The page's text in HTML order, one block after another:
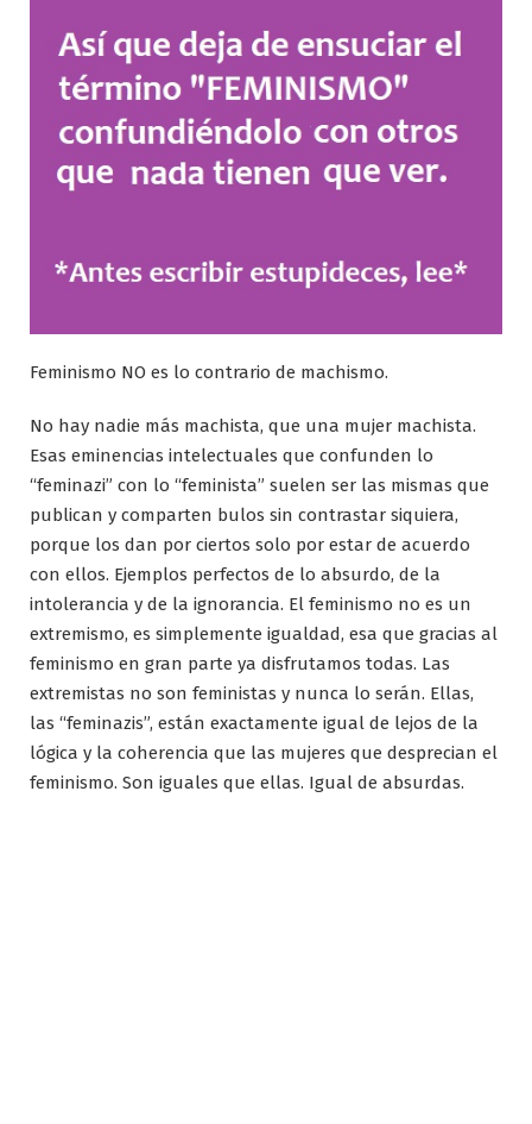
Feminismo NO es lo contrario de machismo.
No hay nadie más machista, que una mujer machista.
Esas eminencias intelectuales que confunden lo
“feminazi” con lo “feminista” suelen ser las mismas que
publican y comparten bulos sin contrastar siquiera,
porque los dan por ciertos solo por estar de acuerdo
con ellos. Ejemplos perfectos de lo absurdo, de la
intolerancia y de la ignorancia. El feminismo no es un
extremismo, es simplemente igualdad, esa que gracias al
feminismo en gran parte ya disfrutamos todas. Las
extremistas no son feministas y nunca lo serán. Ellas,
las “feminazis”, están exactamente igual de lejos de la
lógica y la coherencia que las mujeres que desprecian el
feminismo. Son iguales que ellas. Igual de absurdas.